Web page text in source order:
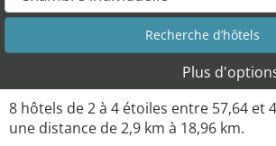
Plus
8 hôtels de 2 à 4 étoiles entre 57,64 et
une distance de 2,9 km à 18,96 km.